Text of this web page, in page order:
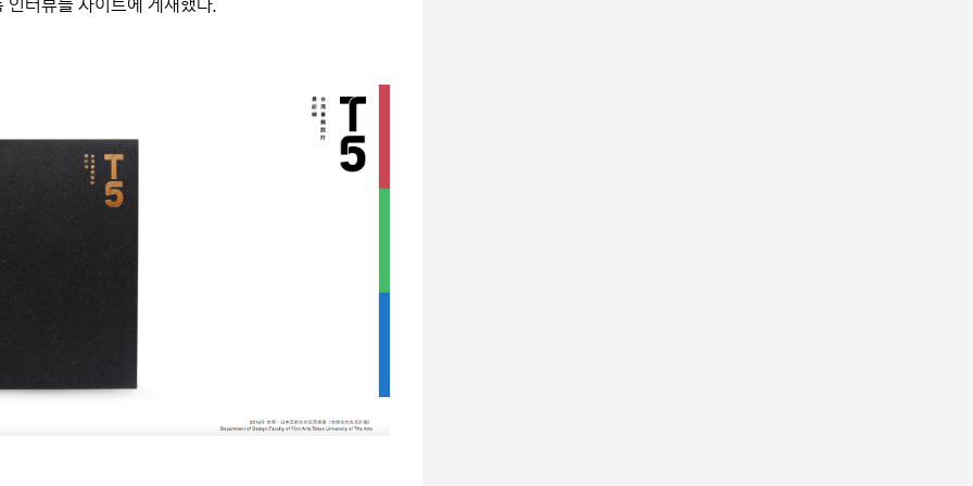
터뷰를 사이트에 게재했다.